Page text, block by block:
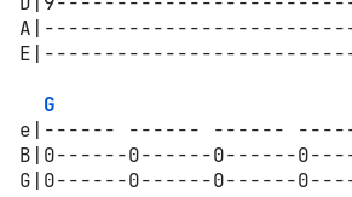
G
e|------ ------ ------
B|0------0------0------
G|0------0------0------